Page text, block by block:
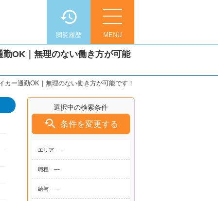
MENU
閲覧履歴
OK｜無理のない働き方が可能
ー通勤OK｜無理のない働き方が可能です！
選択中の検索条件
 条件を変更する
エリア ---
職種 ---
給与 ---